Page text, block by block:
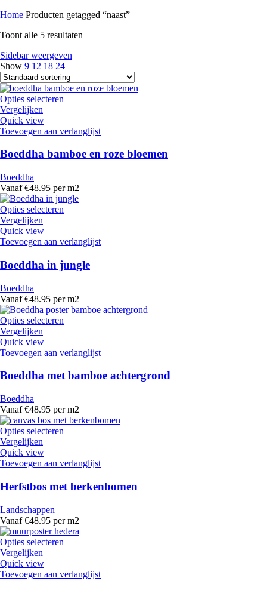
Home Producten getagged “naast”
Toont alle 5 resultaten
Sidebar weergeven
Show 9 12 18 24
Opties selecteren
Vergelijken
Quick view
Toevoegen aan verlanglijst
Boeddha bamboe en roze bloemen
Boeddha
Vanaf €48.95 per m2
Opties selecteren
Vergelijken
Quick view
Toevoegen aan verlanglijst
Boeddha in jungle
Boeddha
Vanaf €48.95 per m2
Opties selecteren
Vergelijken
Quick view
Toevoegen aan verlanglijst
Boeddha met bamboe achtergrond
Boeddha
Vanaf €48.95 per m2
Opties selecteren
Vergelijken
Quick view
Toevoegen aan verlanglijst
Herfstbos met berkenbomen
Landschappen
Vanaf €48.95 per m2
Opties selecteren
Vergelijken
Quick view
Toevoegen aan verlanglijst